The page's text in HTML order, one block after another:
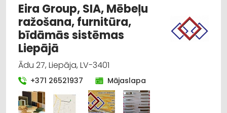
Eira Group, SIA, Mēbeļu
ražošana, furnitūra,
bīdāmās sistēmas
Liepājā
Ādu 27, Liepāja, LV-3401
+371 26521937 Mājaslapa